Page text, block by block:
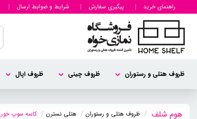
راهنمای خرید پیگیری سفارش شرایط و ضوابط ارسال
ظروف هتلی و رستوران ظروف چینی ظروف اپال
ظروف هتلی و رستوران هتلی نسترن کاسه سوپ